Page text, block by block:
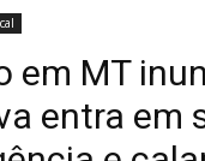
em MT
entra em